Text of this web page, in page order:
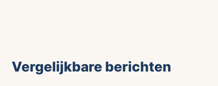
Vergelijkbare berichten